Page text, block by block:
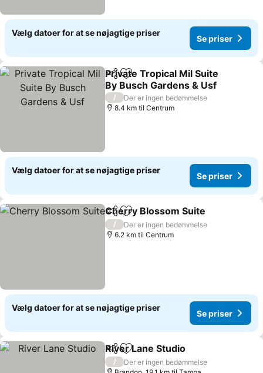
Vælg datoer for at se nøjagtige priser
Se priser
Del Føj til favoritter
Private Tropical Mil Suite
By Busch Gardens & Usf
/
Der er ingen bedømmelse
8.4 km til Centrum
Vælg datoer for at se nøjagtige priser
Se priser
Del Føj til favoritter
Cherry Blossom Suite
/
Der er ingen bedømmelse
6.2 km til Centrum
Vælg datoer for at se nøjagtige priser
Se priser
Del Føj til favoritter
River Lane Studio
/
Der er ingen bedømmelse